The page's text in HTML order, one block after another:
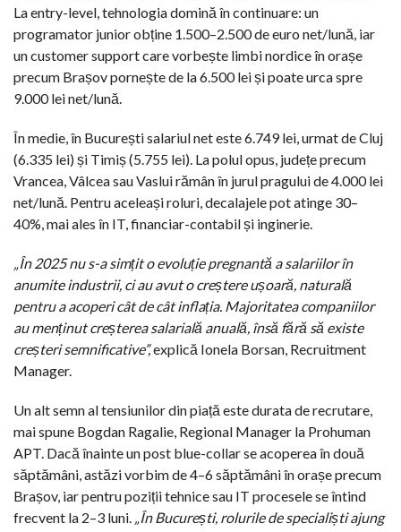
La entry-level, tehnologia domină în continuare: un
programator junior obține 1.500–2.500 de euro net/lună, iar
un customer support care vorbește limbi nordice în orașe
precum Brașov pornește de la 6.500 lei și poate urca spre
9.000 lei net/lună.
În medie, în București salariul net este 6.749 lei, urmat de Cluj
(6.335 lei) și Timiș (5.755 lei). La polul opus, județe precum
Vrancea, Vâlcea sau Vaslui rămân în jurul pragului de 4.000 lei
net/lună. Pentru aceleași roluri, decalajele pot atinge 30–
40%, mai ales în IT, financiar-contabil și inginerie.
„În 2025 nu s-a simțit o evoluție pregnantă a salariilor în
anumite industrii, ci au avut o creștere ușoară, naturală
pentru a acoperi cât de cât inflația. Majoritatea companiilor
au menținut creșterea salarială anuală, însă fără să existe
creșteri semnificative”,explică Ionela Borsan, Recruitment
Manager.
Un alt semn al tensiunilor din piață este durata de recrutare,
mai spune Bogdan Ragalie, Regional Manager la Prohuman
APT. Dacă înainte un post blue-collar se acoperea în două
săptămâni, astăzi vorbim de 4–6 săptămâni în orașe precum
Brașov, iar pentru poziții tehnice sau IT procesele se întind
frecvent la 2–3 luni.
„În București, rolurile de specialiști ajung